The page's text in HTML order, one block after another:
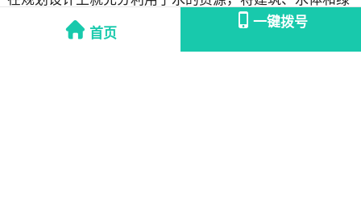
首页
一键拨号
化有机结合，沿竹公溪斥巨资2000万打造了约600米长，
近2万平米的滨溪公园，在景观设计上，充分发挥竹公溪